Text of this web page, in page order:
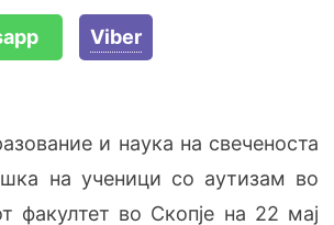
Viber
и наука на свеченоста
на ученици со аутизам во
факултет во Скопје на 22 мај